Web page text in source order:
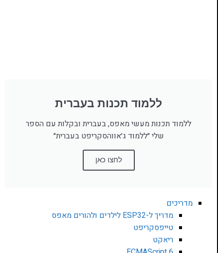
ללמוד תכנות בעברית
ללמוד תכנות מעשי מאפס, בעברית ובקלות עם הספר
שלי ״ללמוד ג׳אווהסקריפט בעברית״
לחצו כאן
מדריכים
מדריך ל-ESP32 לילדים ולהורים מאפס
טייפסקריפט
ריאקט